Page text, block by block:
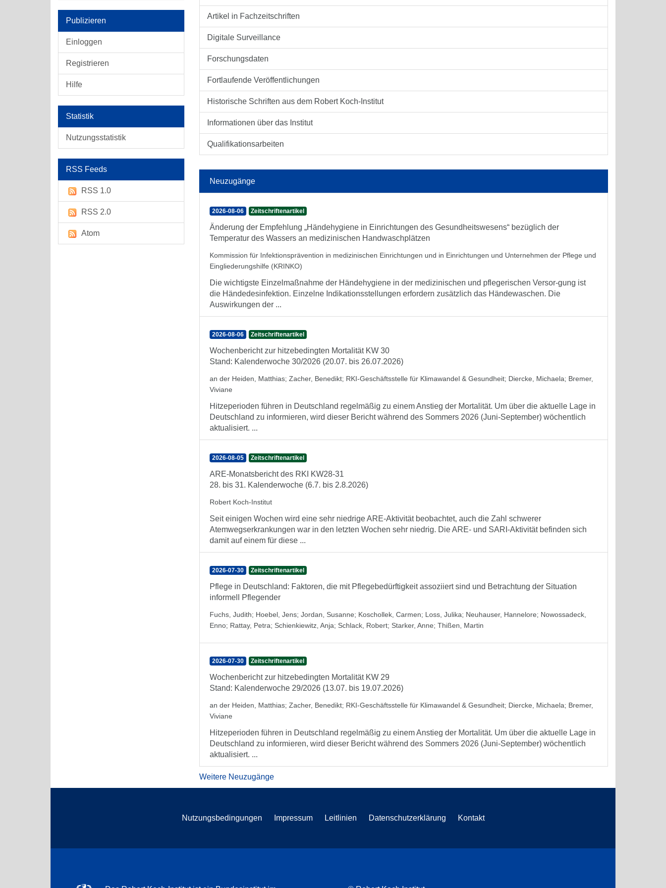
Publizieren
Einloggen
Registrieren
Hilfe
Statistik
Nutzungsstatistik
RSS Feeds
RSS 1.0
RSS 2.0
Atom
Artikel in Fachzeitschriften
Digitale Surveillance
Forschungsdaten
Fortlaufende Veröffentlichungen
Historische Schriften aus dem Robert Koch-Institut
Informationen über das Institut
Qualifikationsarbeiten
Neuzugänge
2026-08-06 Zeitschriftenartikel
Änderung der Empfehlung „Händehygiene in Einrichtungen des Gesundheitswesens“ bezüglich der
Temperatur des Wassers an medizinischen Handwaschplätzen
Kommission für Infektionsprävention in medizinischen Einrichtungen und in Einrichtungen und Unternehmen der Pflege und
Eingliederungshilfe (KRINKO)
Die wichtigste Einzelmaßnahme der Händehygiene in der medizinischen und pflegerischen Versor-gung ist
die Händedesinfektion. Einzelne Indikationsstellungen erfordern zusätzlich das Händewaschen. Die
Auswirkungen der ...
2026-08-06 Zeitschriftenartikel
Wochenbericht zur hitzebedingten Mortalität KW 30
Stand: Kalenderwoche 30/2026 (20.07. bis 26.07.2026)
an der Heiden, Matthias; Zacher, Benedikt; RKI-Geschäftsstelle für Klimawandel & Gesundheit; Diercke, Michaela; Bremer,
Viviane
Hitzeperioden führen in Deutschland regelmäßig zu einem Anstieg der Mortalität. Um über die aktuelle Lage in
Deutschland zu informieren, wird dieser Bericht während des Sommers 2026 (Juni-September) wöchentlich
aktualisiert. ...
2026-08-05 Zeitschriftenartikel
ARE-Monatsbericht des RKI KW28-31
28. bis 31. Kalenderwoche (6.7. bis 2.8.2026)
Robert Koch-Institut
Seit einigen Wochen wird eine sehr niedrige ARE-Aktivität beobachtet, auch die Zahl schwerer
Atemwegserkrankungen war in den letzten Wochen sehr niedrig. Die ARE- und SARI-Aktivität befinden sich
damit auf einem für diese ...
2026-07-30 Zeitschriftenartikel
Pflege in Deutschland: Faktoren, die mit Pflegebedürftigkeit assoziiert sind und Betrachtung der Situation
informell Pflegender
Fuchs, Judith; Hoebel, Jens; Jordan, Susanne; Koschollek, Carmen; Loss, Julika; Neuhauser, Hannelore; Nowossadeck,
Enno; Rattay, Petra; Schienkiewitz, Anja; Schlack, Robert; Starker, Anne; Thißen, Martin
2026-07-30 Zeitschriftenartikel
Wochenbericht zur hitzebedingten Mortalität KW 29
Stand: Kalenderwoche 29/2026 (13.07. bis 19.07.2026)
an der Heiden, Matthias; Zacher, Benedikt; RKI-Geschäftsstelle für Klimawandel & Gesundheit; Diercke, Michaela; Bremer,
Viviane
Hitzeperioden führen in Deutschland regelmäßig zu einem Anstieg der Mortalität. Um über die aktuelle Lage in
Deutschland zu informieren, wird dieser Bericht während des Sommers 2026 (Juni-September) wöchentlich
aktualisiert. ...
Weitere Neuzugänge
Nutzungsbedingungen Impressum Leitlinien Datenschutzerklärung Kontakt